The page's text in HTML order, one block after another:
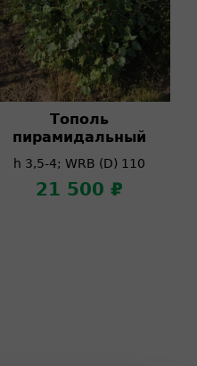
Тополь
пирамидальный
h 3,5-4; WRB (D) 110
21 500 ₽